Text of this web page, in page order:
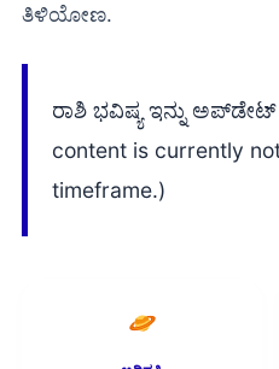
ತಿಳಿಯೋಣ.
ರಾಶಿ ಭವಿಷ್ಯ ಇನ್ನು
content is currently
timeframe.)